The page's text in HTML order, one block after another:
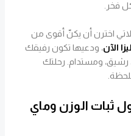
فخر.
اخترن أن يكنّ أقوى من
الآن، ودعيها تكون رفيقك
ومستدام. رحلتك
ثبات الوزن وماي